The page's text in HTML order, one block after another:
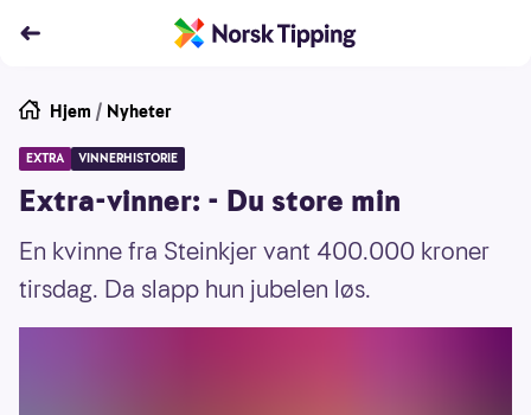
Hjem / Nyheter
EXTRA VINNERHISTORIE
Extra-vinner: - Du store min
En kvinne fra Steinkjer vant 400.000 kroner
tirsdag. Da slapp hun jubelen løs.